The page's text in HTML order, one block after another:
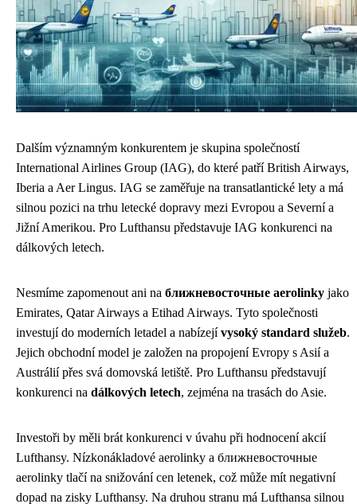
Dalším významným konkurentem je skupina společností
International Airlines Group (IAG), do které patří British Airways,
Iberia a Aer Lingus. IAG se zaměřuje na transatlantické lety a má
silnou pozici na trhu letecké dopravy mezi Evropou a Severní a
Jižní Amerikou. Pro Lufthansu představuje IAG konkurenci na
dálkových letech.
Nesmíme zapomenout ani na ближневосточные aerolinky jako
Emirates, Qatar Airways a Etihad Airways. Tyto společnosti
investují do moderních letadel a nabízejívysoký standard služeb.
Jejich obchodní model je založen na propojení Evropy s Asií a
Austrálií přes svá domovská letiště. Pro Lufthansu představují
konkurenci na dálkových letech, zejména na trasách do Asie.
Investoři by měli brát konkurenci v úvahu při hodnocení akcií
Lufthansy. Nízkonákladové aerolinky a ближневосточные
aerolinky tlačí na snižování cen letenek, což může mít negativní
dopad na zisky Lufthansy. Na druhou stranu má Lufthansa silnou